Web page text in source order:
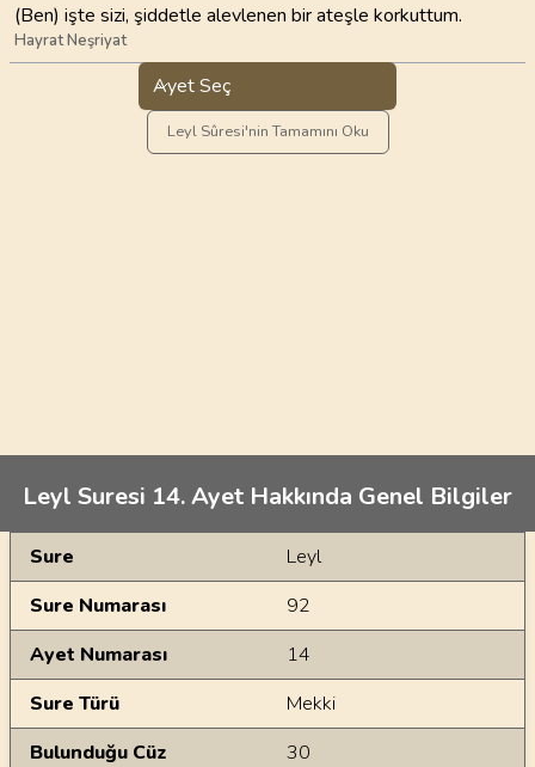
(Ben) işte sizi, şiddetle alevlenen bir ateşle korkuttum.
Hayrat Neşriyat
Ayet Seç
Leyl Sûresi'nin Tamamını Oku
Leyl Suresi 14. Ayet Hakkında Genel Bilgiler
Genel Bilgiler
Sure
Leyl
Sure Numarası
92
Ayet Numarası
14
Sure Türü
Mekki
Bulunduğu Cüz
30